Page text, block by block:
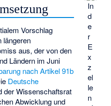
In
d
e
r
E
x
z
el
le
n
Vorschlag
längeren
aus, der von den
Ländern im Juni
nach Artikel 91b
Deutsche
der Wissenschaftsrat
Abwicklung und